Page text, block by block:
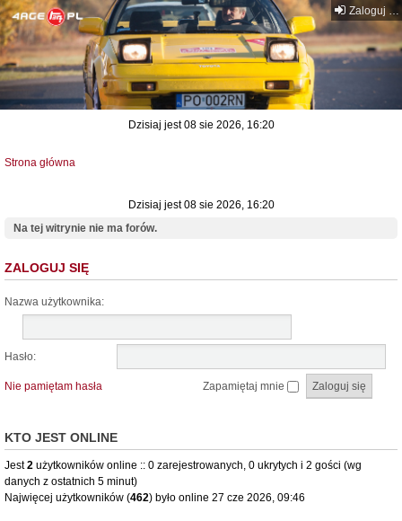
Zaloguj się
Dzisiaj jest 08 sie 2026, 16:20
Strona główna
Dzisiaj jest 08 sie 2026, 16:20
Na tej witrynie nie ma forów.
ZALOGUJ SIĘ
Nazwa użytkownika:
Hasło:
Nie pamiętam hasła Zapamiętaj mnie
KTO JEST ONLINE
Jest2 użytkowników online :: 0 zarejestrowanych, 0 ukrytych i 2 gości (wg
danych z ostatnich 5 minut)
Najwięcej użytkowników (462) było online 27 cze 2026, 09:46